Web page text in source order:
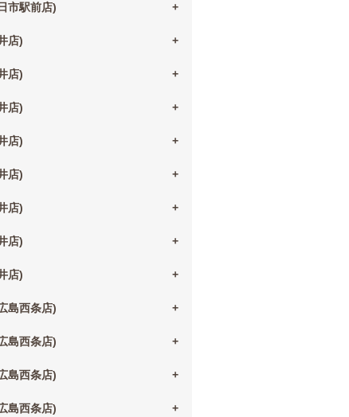
市駅前店)
店)
店)
店)
店)
店)
店)
店)
店)
島西条店)
島西条店)
島西条店)
島西条店)